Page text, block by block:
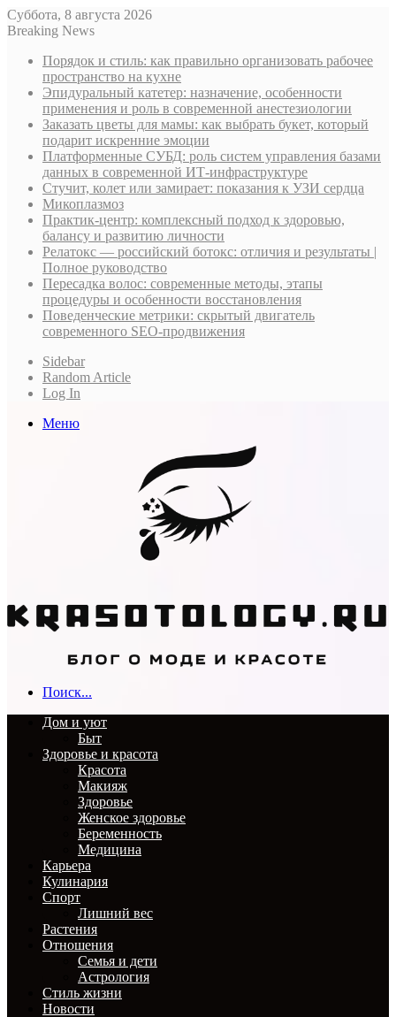
Суббота, 8 августа 2026
Breaking News
Порядок и стиль: как правильно организовать рабочее
пространство на кухне
Эпидуральный катетер: назначение, особенности
применения и роль в современной анестезиологии
Заказать цветы для мамы: как выбрать букет, который
подарит искренние эмоции
Платформенные СУБД: роль систем управления базами
данных в современной ИТ-инфраструктуре
Стучит, колет или замирает: показания к УЗИ сердца
Микоплазмоз
Практик-центр: комплексный подход к здоровью,
балансу и развитию личности
Релатокс — российский ботокс: отличия и результаты |
Полное руководство
Пересадка волос: современные методы, этапы
процедуры и особенности восстановления
Поведенческие метрики: скрытый двигатель
современного SEO-продвижения
Sidebar
Random Article
Log In
Меню
Поиск...
Дом и уют
Быт
Здоровье и красота
Красота
Макияж
Здоровье
Женское здоровье
Беременность
Медицина
Карьера
Кулинария
Спорт
Лишний вес
Растения
Отношения
Семья и дети
Астрология
Стиль жизни
Новости